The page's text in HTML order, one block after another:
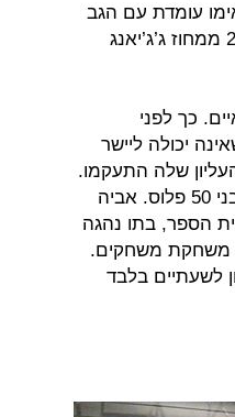
4 נאבק במים במשך 3 דקות כשאימו עומדת עם הגב
אליו ועסוקה בטלפון. הילד טבע ומת. בשנה שעברה צעירה בת 28 ממחוז ג’ג’יאנג
כך לפני
הגיעה לבית החולים בעיר החוף צ'ינגדאו נערה בת 14 שאינה יכולה ליישר
שלה התעקמו.
מצב כזה שמלווה בסחרחורות וכאבים נפוץ בדרך כלל רק בקרב בני 50 פלוס. אביה
הספר, בתו נהגה
משחקת משחקים.
לשעתיים בלבד